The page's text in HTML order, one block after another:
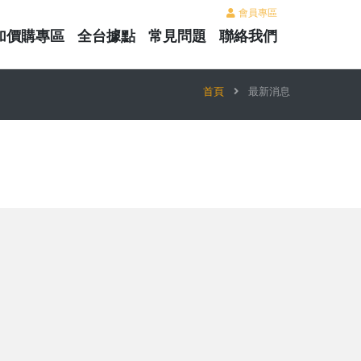
會員專區
價購專區 全台據點 常見問題 聯絡我們
首頁 最新消息